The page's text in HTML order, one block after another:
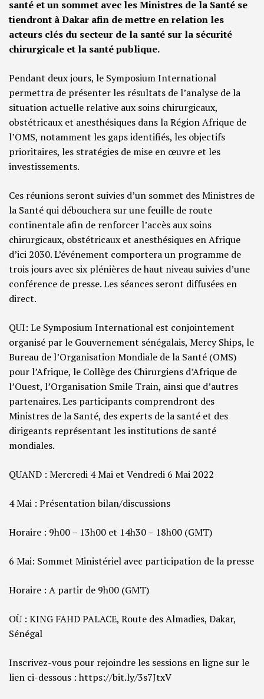
santé et un sommet avec les Ministres de la Santé se
tiendront à Dakar afin de mettre en relation les
acteurs clés du secteur de la santé sur la sécurité
chirurgicale et la santé publique.
Pendant deux jours, le Symposium International
permettra de présenter les résultats de l’analyse de la
situation actuelle relative aux soins chirurgicaux,
obstétricaux et anesthésiques dans la Région Afrique de
l’OMS, notamment les gaps identifiés, les objectifs
prioritaires, les stratégies de mise en œuvre et les
investissements.
Ces réunions seront suivies d’un sommet des Ministres de
la Santé qui débouchera sur une feuille de route
continentale afin de renforcer l’accès aux soins
chirurgicaux, obstétricaux et anesthésiques en Afrique
d’ici 2030. L’événement comportera un programme de
trois jours avec six plénières de haut niveau suivies d’une
conférence de presse. Les séances seront diffusées en
direct.
QUI: Le Symposium International est conjointement
organisé par le Gouvernement sénégalais, Mercy Ships, le
Bureau de l’Organisation Mondiale de la Santé (OMS)
pour l’Afrique, le Collège des Chirurgiens d’Afrique de
l’Ouest, l’Organisation Smile Train, ainsi que d’autres
partenaires. Les participants comprendront des
Ministres de la Santé, des experts de la santé et des
dirigeants représentant les institutions de santé
mondiales.
QUAND : Mercredi 4 Mai et Vendredi 6 Mai 2022
4 Mai : Présentation bilan/discussions
Horaire : 9h00 – 13h00 et 14h30 – 18h00 (GMT)
6 Mai: Sommet Ministériel avec participation de la presse
Horaire : A partir de 9h00 (GMT)
OÙ : KING FAHD PALACE, Route des Almadies, Dakar,
Sénégal
Inscrivez-vous pour rejoindre les sessions en ligne sur le
lien ci-dessous : https://bit.ly/3s7JtxV